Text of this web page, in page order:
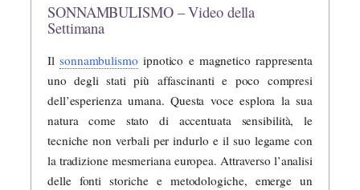
SONNAMBULISMO – Video della
Settimana
Ilsonnambulismo ipnotico e magnetico rappresenta
uno degli stati più affascinanti e poco compresi
dell’esperienza umana. Questa voce esplora la sua
natura come stato di accentuata sensibilità, le
tecniche non verbali per indurlo e il suo legame con
la tradizione mesmeriana europea. Attraverso l’analisi
delle fonti storiche e metodologiche, emerge un